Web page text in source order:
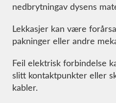
nedbrytningav dysens
Lekkasjer kan være
pakninger eller andre
Feil elektrisk forbindelse
slitt kontaktpunkter eller
kabler.